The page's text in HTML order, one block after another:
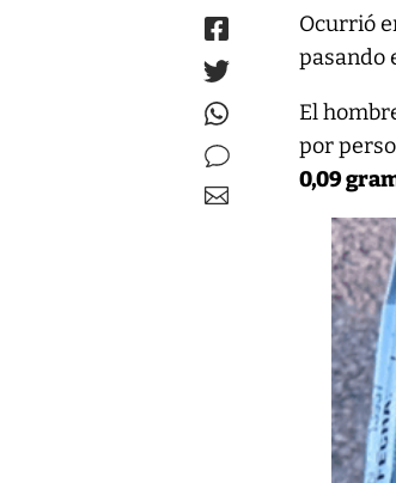
Ocurrió
pasando
El
por
0,09